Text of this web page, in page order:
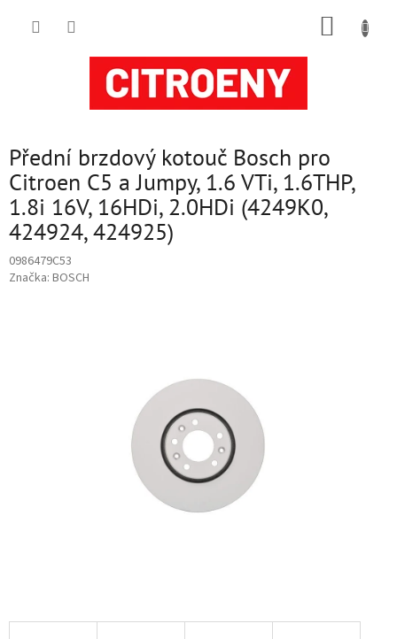
Přední brzdový kotouč Bosch pro
Citroen C5 a Jumpy, 1.6 VTi, 1.6THP,
1.8i 16V, 16HDi, 2.0HDi (4249K0,
424924, 424925)
0986479C53
Značka: BOSCH